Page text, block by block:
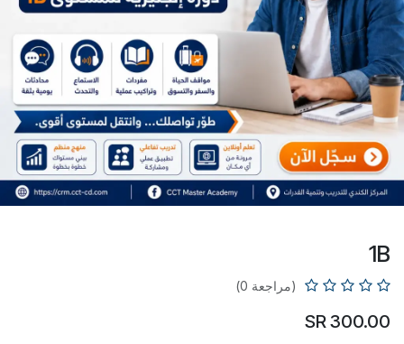
1B
(مراجعة 0)
300.00